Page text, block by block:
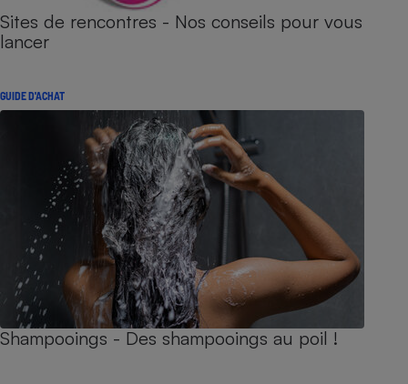
Sites de rencontres - Nos conseils pour vous
lancer
GUIDE D'ACHAT
Shampooings - Des shampooings au poil !